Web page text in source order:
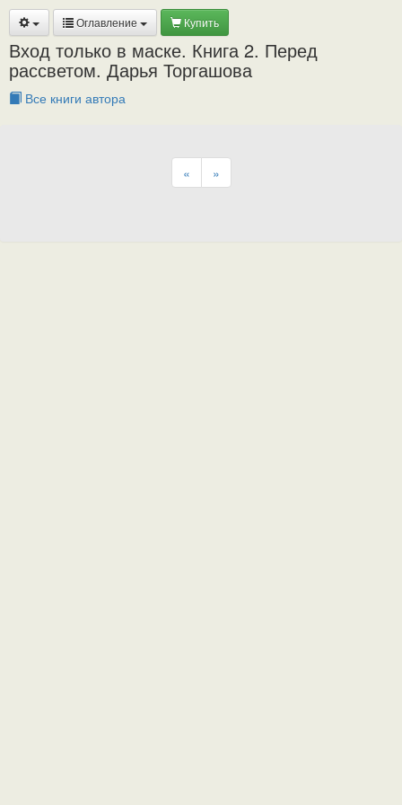
Оглавление Купить
Вход только в маске. Книга 2. Перед
рассветом. Дарья Торгашова
Все книги автора
« »